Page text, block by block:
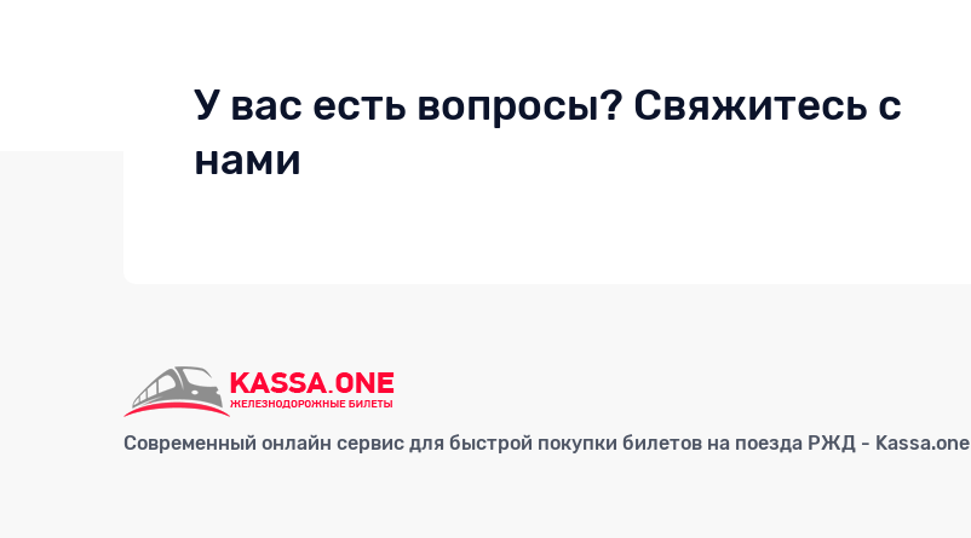
У вас есть вопросы? Свяжитесь с
нами
Современный онлайн сервис для быстрой покупки билетов на поезда РЖД - Kassa.one